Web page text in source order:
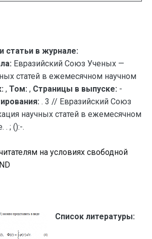
статьи в журнале:
Евразийский Союз Ученых —
статей в ежемесячном научном
, Том: , Страницы в выпуске: -
. 3 // Евразийский Союз
научных статей в ежемесячном
. ; ():-.
на условиях свободной
Список литературы: